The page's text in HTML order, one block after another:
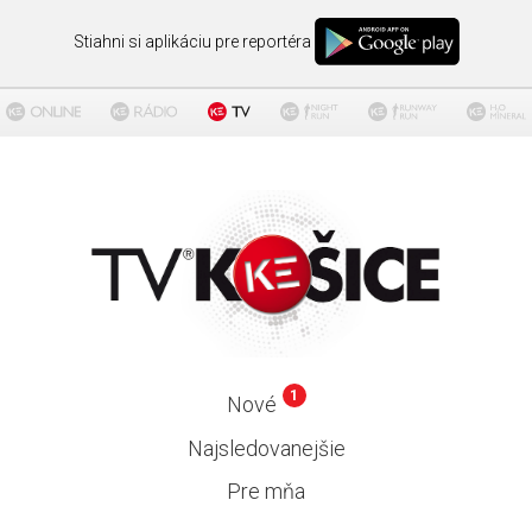
Stiahni si aplikáciu pre reportéra
Nové 1
Najsledovanejšie
Pre mňa